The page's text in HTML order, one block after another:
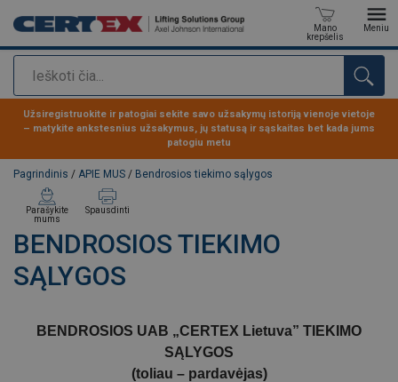
Paieška
Mano
krepšelis
Meniu
Produktas buvo pridėtas prie jūsų užklausos
Užsiregistruokite ir patogiai sekite savo užsakymų istoriją vienoje vietoje
– matykite ankstesnius užsakymus, jų statusą ir sąskaitas bet kada jums
patogiu metu
Pagrindinis / APIE MUS / Bendrosios tiekimo sąlygos
BENDROSIOS TIEKIMO
SĄLYGOS
Parašykite
mums
Spausdinti
BENDROSIOS UAB „CERTEX Lietuva” TIEKIMO
SĄLYGOS
(toliau – pardavėjas)